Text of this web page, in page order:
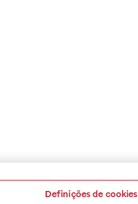
Definições de cookies